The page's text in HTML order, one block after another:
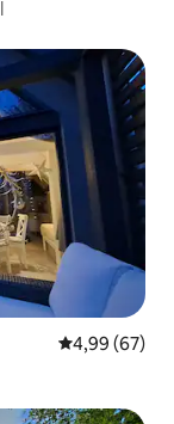
4,99 av 5 i
4,99 (67)